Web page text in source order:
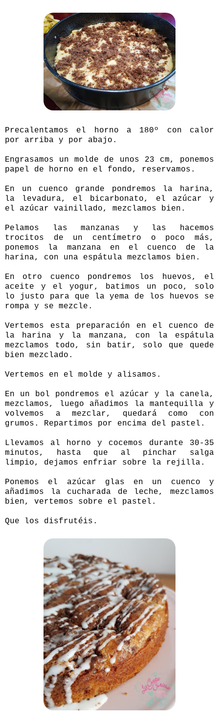
Precalentamos el horno a 180º con calor
por arriba y por abajo.
Engrasamos un molde de unos 23 cm, ponemos
papel de horno en el fondo, reservamos.
En un cuenco grande pondremos la harina,
la levadura, el bicarbonato, el azúcar y
el azúcar vainillado, mezclamos bien.
Pelamos las manzanas y las hacemos
trocitos de un centímetro o poco más,
ponemos la manzana en el cuenco de la
harina, con una espátula mezclamos bien.
En otro cuenco pondremos los huevos, el
aceite y el yogur, batimos un poco, solo
lo justo para que la yema de los huevos se
rompa y se mezcle.
Vertemos esta preparación en el cuenco de
la harina y la manzana, con la espátula
mezclamos todo, sin batir, solo que quede
bien mezclado.
Vertemos en el molde y alisamos.
En un bol pondremos el azúcar y la canela,
mezclamos, luego añadimos la mantequilla y
volvemos a mezclar, quedará como con
grumos. Repartimos por encima del pastel.
Llevamos al horno y cocemos durante 30-35
minutos, hasta que al pinchar salga
limpio, dejamos enfriar sobre la rejilla.
Ponemos el azúcar glas en un cuenco y
añadimos la cucharada de leche, mezclamos
bien, vertemos sobre el pastel.
Que los disfrutéis.